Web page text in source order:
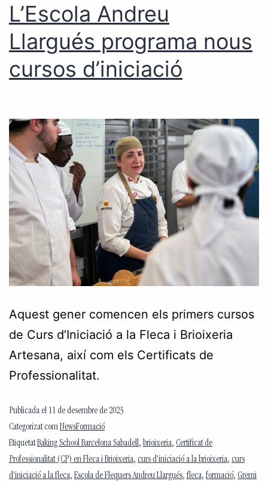
L’Escola Andreu
Llargués programa nous
cursos d’iniciació
Aquest gener comencen els primers cursos
de Curs d’Iniciació a la Fleca i Brioixeria
Artesana, així com els Certificats de
Professionalitat.
Publicada el 11 de desembre de 2023
Categorizat comNewsFormació
EtiquetatBaking School Barcelona Sabadell, brioixeria, Certificat de
Professionalitat (CP) en Fleca i Brioixeria, curs d'iniciació a la brioixeria, curs
d'iniciació a la fleca, Escola de Flequers Andreu Llargués, fleca, formació, Gremi